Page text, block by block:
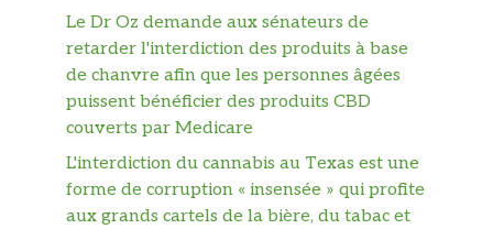
Le Dr Oz demande aux sénateurs de
retarder l'interdiction des produits à base
de chanvre afin que les personnes âgées
puissent bénéficier des produits CBD
couverts par Medicare
L'interdiction du cannabis au Texas est une
forme de corruption « insensée » qui profite
aux grands cartels de la bière, du tabac et